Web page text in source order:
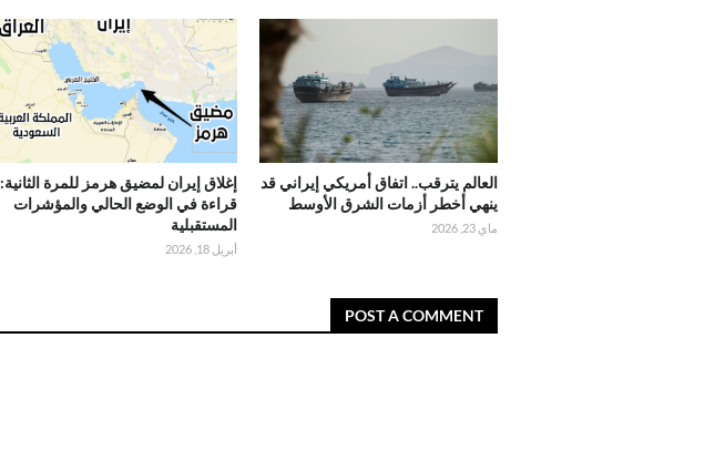
العالم يترقب.. اتفاق أمريكي إيراني قد
ينهي أخطر أزمات الشرق الأوسط
ماي 23, 2026
إغلاق إيران لمضيق هرمز للمرة الثانية:
قراءة في الوضع الحالي والمؤشرات
المستقبلية
أبريل 18, 2026
POST A COMMENT